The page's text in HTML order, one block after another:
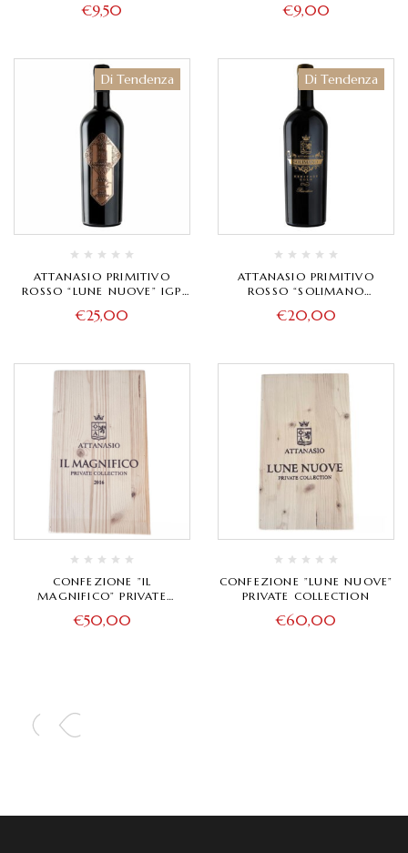
€9,50 €9,00
Di Tendenza
ATTANASIO PRIMITIVO
ROSSO “LUNE NUOVE” IGP
€25,00
Di Tendenza
ATTANASIO PRIMITIVO
ROSSO “SOLIMANO
€20,00
CONFEZIONE ”IL
MAGNIFICO” PRIVATE
€50,00
CONFEZIONE ”LUNE NUOVE”
PRIVATE COLLECTION
€60,00